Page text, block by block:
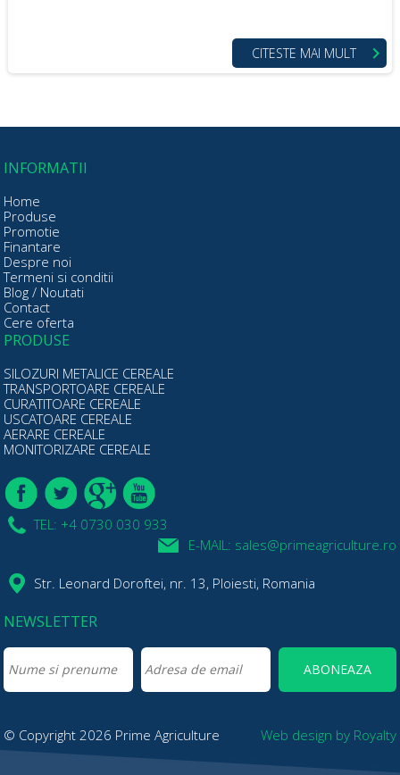
CITESTE MAI MULT
INFORMATII
Home
Produse
Promotie
Finantare
Despre noi
Termeni si conditii
Blog / Noutati
Contact
Cere oferta
PRODUSE
SILOZURI METALICE CEREALE
TRANSPORTOARE CEREALE
CURATITOARE CEREALE
USCATOARE CEREALE
AERARE CEREALE
MONITORIZARE CEREALE
TEL: +4 0730 030 933
E-MAIL: sales@primeagriculture.ro
Str. Leonard Doroftei, nr. 13, Ploiesti, Romania
NEWSLETTER
© Copyright 2026 Prime Agriculture Web design by Royalty